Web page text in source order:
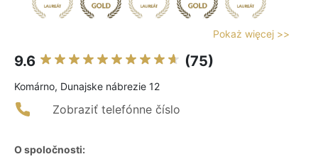
Pokaż więcej >>
9.6 (75)
Komárno, Dunajske nábrezie 12
Zobraziť telefónne číslo
O spoločnosti: